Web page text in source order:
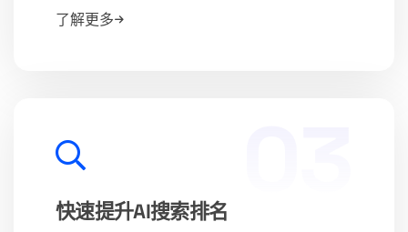
了解更多
快速提升AI搜索排名